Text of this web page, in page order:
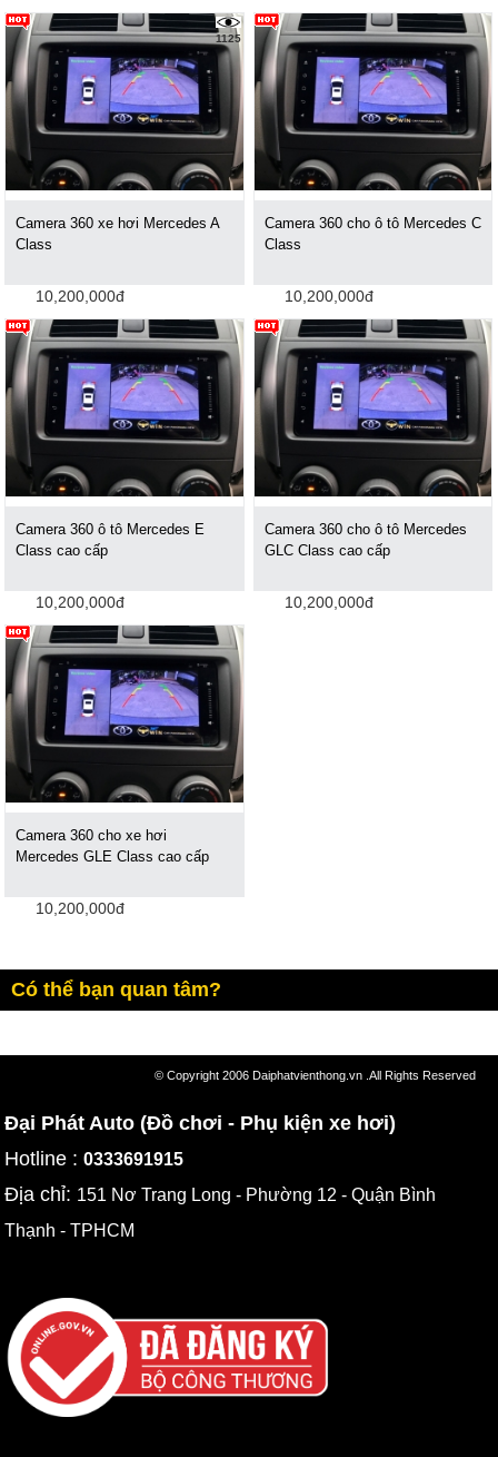
1125
Camera 360 xe hơi Mercedes A
Class
10,200,000đ
Camera 360 cho ô tô Mercedes C
Class
10,200,000đ
Camera 360 ô tô Mercedes E
Class cao cấp
10,200,000đ
Camera 360 cho ô tô Mercedes
GLC Class cao cấp
10,200,000đ
Camera 360 cho xe hơi
Mercedes GLE Class cao cấp
10,200,000đ
Có thể bạn quan tâm?
© Copyright 2006 Daiphatvienthong.vn .All Rights Reserved
Đại Phát Auto (Đồ chơi - Phụ kiện xe hơi)
Hotline :0333691915
Địa chỉ: 151 Nơ Trang Long - Phường 12 - Quận Bình
Thạnh - TPHCM